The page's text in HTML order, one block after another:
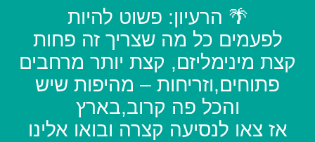
🌴 הרעיון: פשוט להיות
לפעמים כל מה שצריך זה פחות
קצת מינימליזם, קצת יותר מרחבים
פתוחים,וזריחות – מהיפות שיש
והכל פה קרוב,בארץ
אז צאו לנסיעה קצרה ובואו אלינו